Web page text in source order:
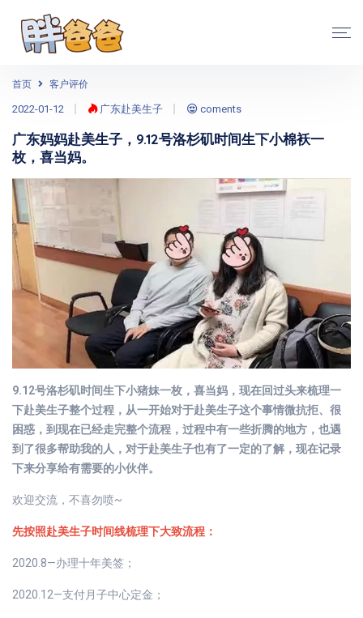
首页 客户评价
2022-01-12 广东赴美生子 coments
广东妈妈赴美生子，9.12号洛杉矶时间生下小棉袄一
枚，喜当妈。
9.12号洛杉矶时间生下小猪妹一枚，喜当妈，现在回过头来梳理一
下赴美生子整个过程，从一开始对于赴美生子这个事情微抗拒、很
困惑，到现在已经走完整个流程，过程中有一些折腾的地方，也遇
到了很多帮助我的人，对于赴美生子也有了一定的了解，现在记录
下来分享给有需要的小伙伴。
欢迎交流，不喜勿喷~
先按照赴美生子时间线梳理下大致流程：
2020.8—办理十年美签；
2020.12—支付月子中心定金；